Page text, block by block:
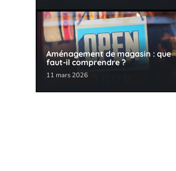
Aménagement de magasin : que
faut-il comprendre ?
11 mars 2026